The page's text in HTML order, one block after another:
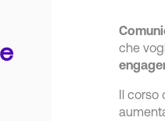
che
Il corso